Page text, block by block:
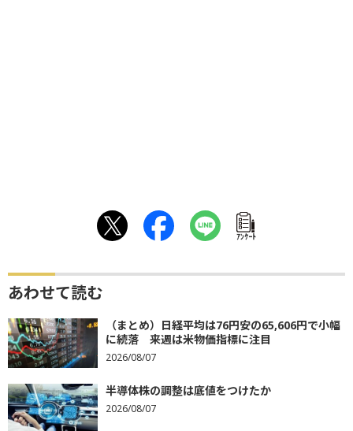
ｱﾝｹｰﾄ
あわせて読む
（まとめ）日経平均は76円安の65,606円で小幅
に続落 来週は米物価指標に注目
2026/08/07
半導体株の調整は底値をつけたか
2026/08/07